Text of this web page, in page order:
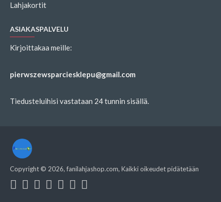
Lahjakortit
ASIAKASPALVELU
Kirjoittakaa meille:
pierwszewsparciesklepu@gmail.com
Tiedusteluihisi vastataan 24 tunnin sisällä.
Copyright © 2026, fanilahjashop.com, Kaikki oikeudet pidätetään